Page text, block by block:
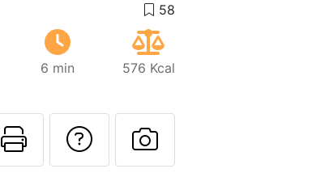
6 min 576 Kcal
esta receta a un amigo
Imprimir esta página
Preguntar al autor
Publicar la